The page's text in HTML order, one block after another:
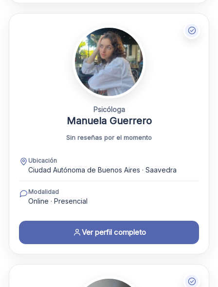
Psicóloga
Manuela Guerrero
Sin reseñas por el momento
Ubicación
Ciudad Autónoma de Buenos Aires · Saavedra
Modalidad
Online · Presencial
Ver perfil completo